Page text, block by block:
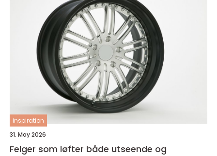
inspiration
31. May 2026
Felger som løfter både utseende og